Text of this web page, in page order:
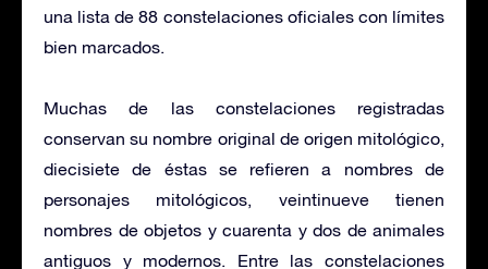
una lista de 88 constelaciones oficiales con límites
bien marcados.
Muchas de las constelaciones registradas
conservan su nombre original de origen mitológico,
diecisiete de éstas se refieren a nombres de
personajes mitológicos, veintinueve tienen
nombres de objetos y cuarenta y dos de animales
antiguos y modernos. Entre las constelaciones